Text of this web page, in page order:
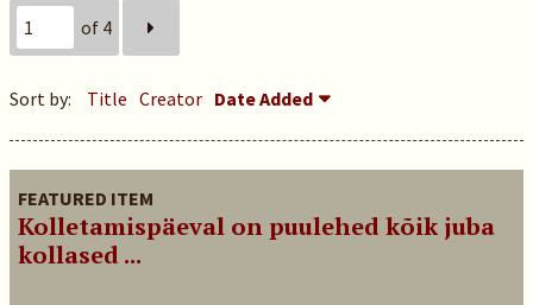
of 4
Sort by: Title Creator Date Added
FEATURED ITEM
Kolletamispäeval on puulehed kõik juba
kollased ...